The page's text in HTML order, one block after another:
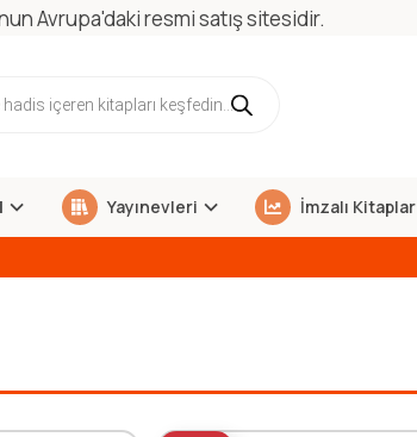
Avrupa'daki resmi satış sitesidir.
Yayınevleri İmzalı Kitaplar